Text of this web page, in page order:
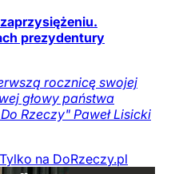
prezydentury
rocznicę swojej
głowy państwa
Rzeczy" Paweł Lisicki
Tylko na DoRzeczy.pl